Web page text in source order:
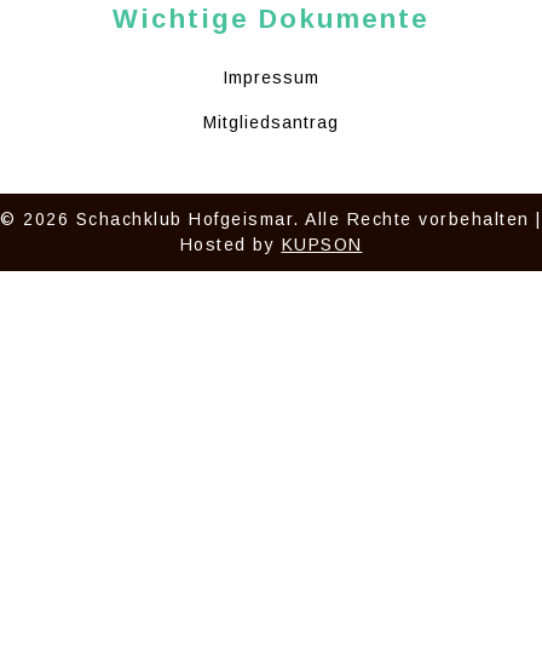
Wichtige Dokumente
Impressum
Mitgliedsantrag
© 2026 Schachklub Hofgeismar. Alle Rechte vorbehalten |
Hosted by KUPSON